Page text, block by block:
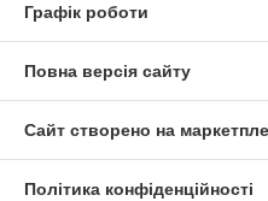
Графік роботи
Повна версія сайту
Сайт створено на
Політика конфіденційності